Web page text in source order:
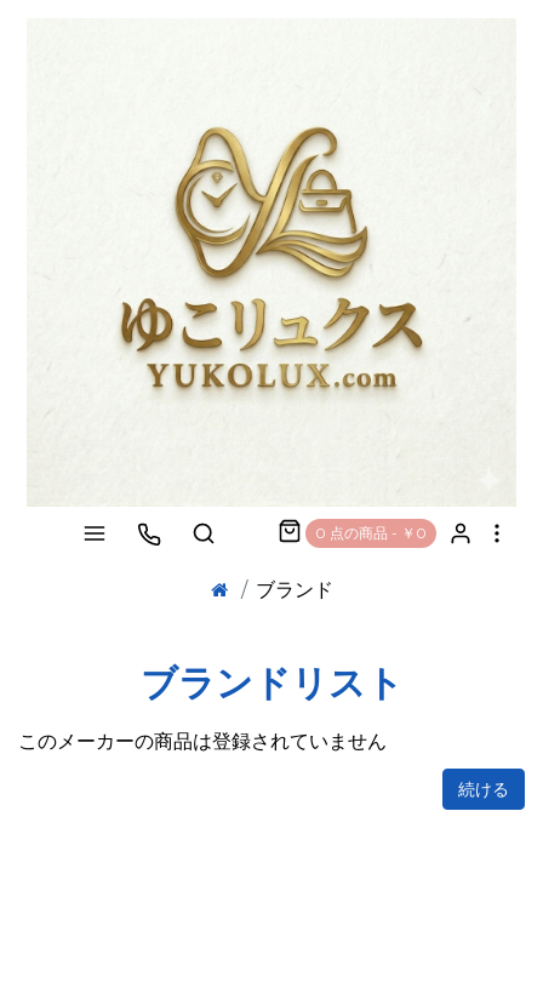
0 点の商品 - ￥0
ブランド
ブランドリスト
このメーカーの商品は登録されていません
続ける